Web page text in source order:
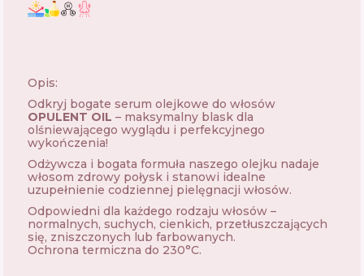
Opis:
Odkryj bogate serum olejkowe do włosów
OPULENT OIL – maksymalny blask dla
olśniewającego wyglądu i perfekcyjnego
wykończenia!
Odżywcza i bogata formuła naszego olejku nadaje
włosom zdrowy połysk i stanowi idealne
uzupełnienie codziennej pielęgnacji włosów.
Odpowiedni dla każdego rodzaju włosów –
normalnych, suchych, cienkich, przetłuszczających
się, zniszczonych lub farbowanych.
Ochrona termiczna do 230°C.